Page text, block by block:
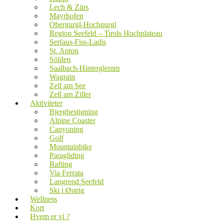
Lech & Zürs
Mayrhofen
Obergurgl-Hochgurgl
Region Seefeld – Tirols Hochplateau
Serfaus-Fiss-Ladis
St. Anton
Sölden
Saalbach-Hinterglemm
Wagrain
Zell am See
Zell am Ziller
Aktiviteter
Bjergbestigning
Alpine Coaster
Canyoning
Golf
Mountainbike
Paragliding
Rafting
Via Ferrata
Langrend Seefeld
Ski i Østrig
Wellness
Kort
Hvem er vi ?